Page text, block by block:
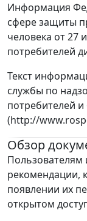
Информация
сфере защиты
человека от 27
потребителей
Текст
службы по
потребителей
(http://
Обзор
Пользователям
рекомендации,
появлении их
открытом